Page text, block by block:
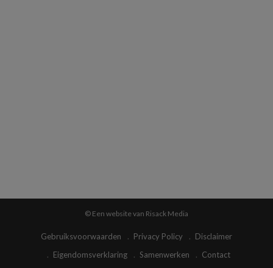
© Een website van Risack Media
Gebruiksvoorwaarden Privacy Policy
Disclaimer
Eigendomsverklaring
Samenwerken Contact